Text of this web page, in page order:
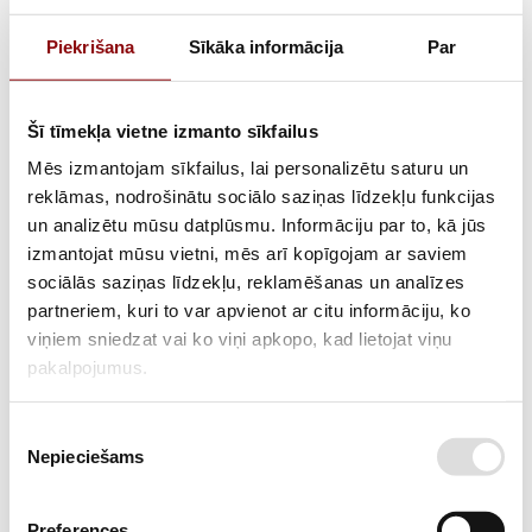
Piekrišana Sīkāka informācija Par
Šī tīmekļa vietne izmanto sīkfailus
Mēs izmantojam sīkfailus, lai personalizētu saturu un
reklāmas, nodrošinātu sociālo saziņas līdzekļu funkcijas
un analizētu mūsu datplūsmu. Informāciju par to, kā jūs
izmantojat mūsu vietni, mēs arī kopīgojam ar saviem
sociālās saziņas līdzekļu, reklamēšanas un analīzes
partneriem, kuri to var apvienot ar citu informāciju, ko
viņiem sniedzat vai ko viņi apkopo, kad lietojat viņu
pakalpojumus.
izvēle
Nepieciešams
Stacionārais ģenerators REHLKO KD66
3 fāžu stacionārais ģenerators ar virsbūvi